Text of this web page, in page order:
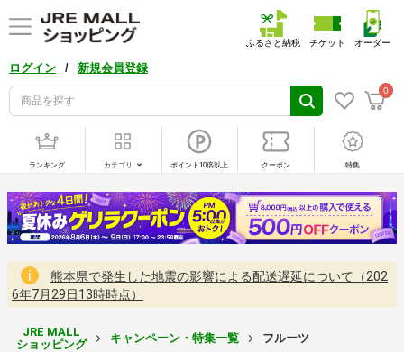
ログイン / 新規会員登録
0
ふるさと納税 チケット オーダー
ランキング カテゴリ ポイント10倍以上 クーポン 特集
熊本県で発生した地震の影響による配送遅延について（202
6年7月29日13時時点）
JRE MALL
ショッピング
キャンペーン・特集一覧 フルーツ